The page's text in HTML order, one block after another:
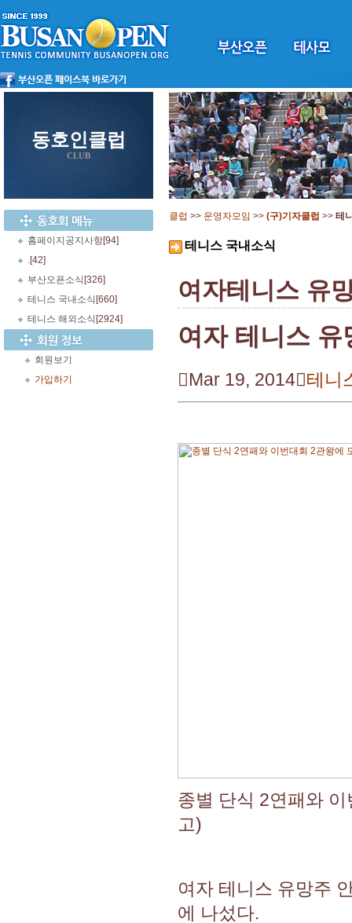
동호인클럽
CLUB
홈페이지공지사항[94]
.[42]
부산오픈소식 [326]
테니스 국내소식 [660]
테니스 해외소식 [2924]
회원보기
가입하기
클럽 >> 운영자모임 >> (구)기자클럽 >> 테
테니스 국내소식
여자테니스 유
여자 테니스
Mar 19, 2014테니
종별 단식 2연패와
고)
여자 테니스 유망주
에 나섰다.